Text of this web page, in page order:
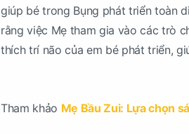
giúp bé trong Bụng phát triển toàn
rằng việc Mẹ tham gia vào các trò
thích trí não của em bé phát triển,
Tham khảo Mẹ Bầu Zui: Lựa chọn